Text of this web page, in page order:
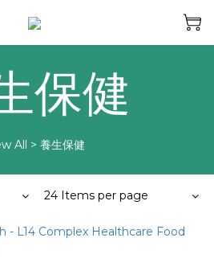
保健
All > 養生保健
24 Items per page